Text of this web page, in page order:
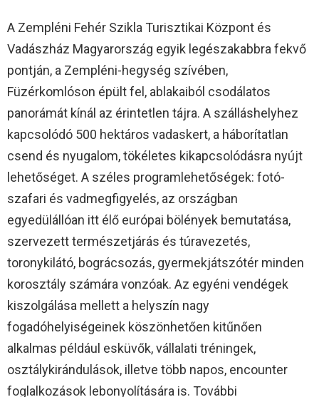
A Zempléni Fehér Szikla Turisztikai Központ és
Vadászház Magyarország egyik legészakabbra fekvő
pontján, a Zempléni-hegység szívében,
Füzérkomlóson épült fel, ablakaiból csodálatos
panorámát kínál az érintetlen tájra. A szálláshelyhez
kapcsolódó 500 hektáros vadaskert, a háborítatlan
csend és nyugalom, tökéletes kikapcsolódásra nyújt
lehetőséget. A széles programlehetőségek: fotó-
szafari és vadmegfigyelés, az országban
egyedülállóan itt élő európai bölények bemutatása,
szervezett természetjárás és túravezetés,
toronykilátó, bográcsozás, gyermekjátszótér minden
korosztály számára vonzóak. Az egyéni vendégek
kiszolgálása mellett a helyszín nagy
fogadóhelyiségeinek köszönhetően kitűnően
alkalmas például esküvők, vállalati tréningek,
osztálykirándulások, illetve több napos, encounter
foglalkozások lebonyolítására is. További